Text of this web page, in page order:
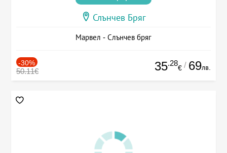
Слънчев Бряг
Марвел - Слънчев бряг
-30%
50.11€ 35.28
€ / 69лв.